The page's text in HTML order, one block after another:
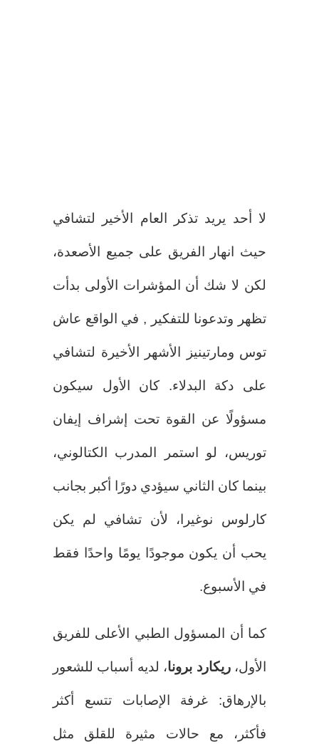
لا أحد يريد تذكر العام الأخير لتشافي
حيث انهار الفريق على جميع الأصعدة،
لكن لا شك أن المؤشرات الأولى بدأت
تظهر وتدعونا للتفكير , في الواقع عاش
توس ومارتينيز الأشهر الأخيرة لتشافي
على دكة البدلاء. كان الأول سيكون
مسؤولًا عن القوة تحت إشراف إيفان
توريس، لو استمر المدرب الكتالوني،
بينما كان الثاني سيؤدي دورًا أكبر بجانب
كارلوس نوغيرا، لأن تشافي لم يكن
يحب أن يكون موجودًا يومًا واحدًا فقط
في الأسبوع.
كما أن المسؤول الطبي الأعلى للفريق
الأول،ريكارد برونا، لديه أسباب للشعور
بالإرهاق: غرفة الإصابات تتسع أكثر
فأكثر، مع حالات مثيرة للقلق مثل